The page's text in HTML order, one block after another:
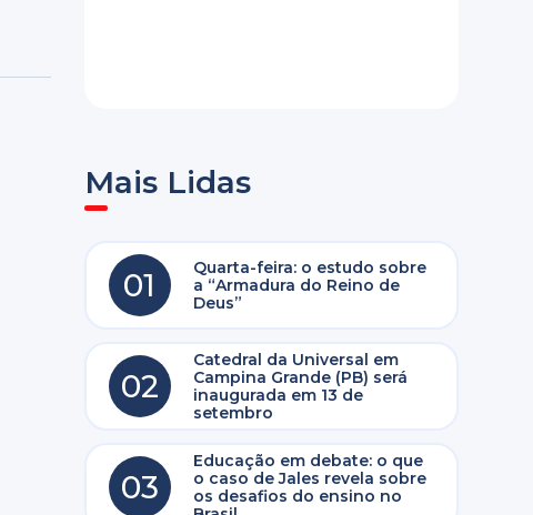
Mais Lidas
01
Quarta-feira: o estudo sobre
a “Armadura do Reino de
Deus”
02
Catedral da Universal em
Campina Grande (PB) será
inaugurada em 13 de
setembro
03
Educação em debate: o que
o caso de Jales revela sobre
os desafios do ensino no